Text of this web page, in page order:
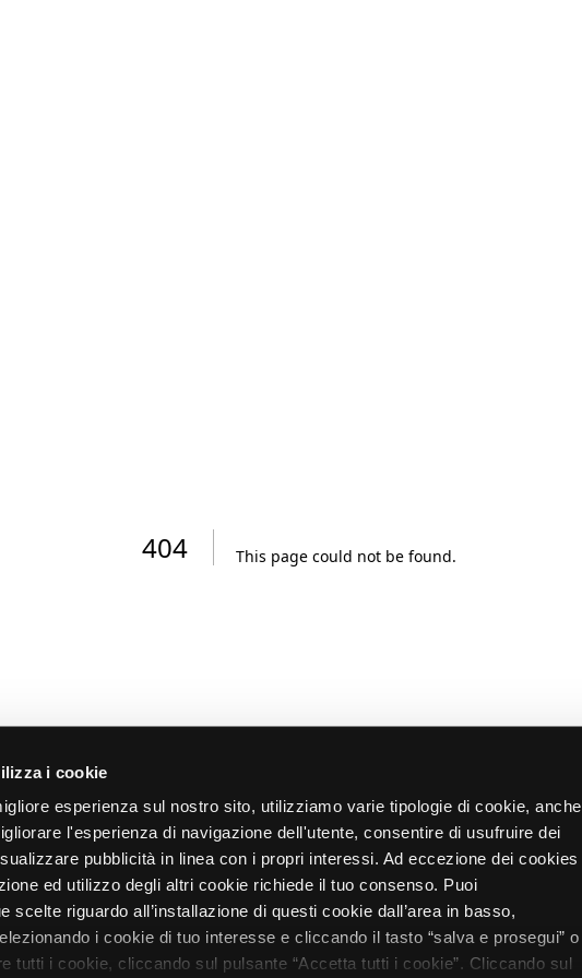
i cookie
esperienza sul nostro sito, utilizziamo varie tipologie di cookie, anche
l'esperienza di navigazione dell'utente, consentire di usufruire dei
pubblicità in linea con i propri interessi. Ad eccezione dei cookies
ed utilizzo degli altri cookie richiede il tuo consenso. Puoi
scelte riguardo all’installazione di questi cookie dall’area in basso,
i cookie di tuo interesse e cliccando il tasto “salva e prosegui” o
tutti i cookie, cliccando sul pulsante “Accetta tutti i cookie”. Cliccando sul
404 This page could not be found.